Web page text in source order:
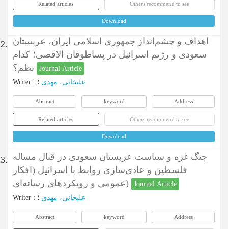
Related articles Others recommend to see
Download
2. اهداف و چشم‌انداز جمهوری اسلامی ایران، عربستان
سعودی و رژیم اسرائیل در پساطوفان الاقصی؛ کدام
Journal Article
Writer : علیخانی، مهدی ؛
Abstract keyword Address
Related articles Others recommend to see
Download
3. جنگ غزه و سیاست عربستان سعودی در قبال مساله
فلسطین و عادی‌سازی روابط با اسرائیل (افکار
عمومی و رویکردهای رسانه‌ای)
Journal Article
Writer : علیخانی، مهدی ؛
Abstract keyword Address